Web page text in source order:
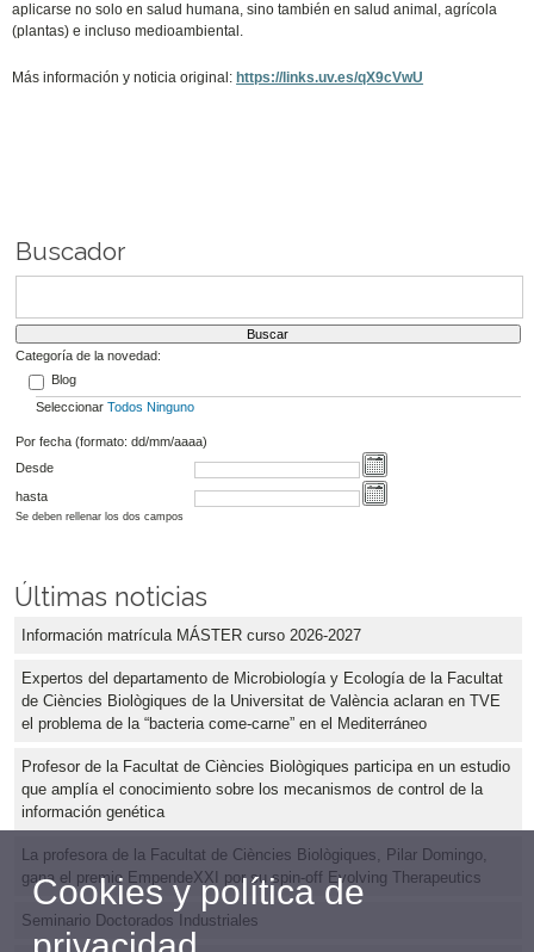
aplicarse no solo en salud humana, sino también en salud animal, agrícola
(plantas) e incluso medioambiental.
Más información y noticia original: https://links.uv.es/qX9cVwU
Buscador
Categoría de la novedad:
Blog
Seleccionar Todos Ninguno
Por fecha (formato: dd/mm/aaaa)
Desde
hasta
Se deben rellenar los dos campos
Últimas noticias
Información matrícula MÁSTER curso 2026-2027
Expertos del departamento de Microbiología y Ecología de la Facultat
de Ciències Biològiques de la Universitat de València aclaran en TVE
el problema de la “bacteria come-carne” en el Mediterráneo
Profesor de la Facultat de Ciències Biològiques participa en un estudio
que amplía el conocimiento sobre los mecanismos de control de la
información genética
La profesora de la Facultat de Ciències Biològiques, Pilar Domingo,
gana el premio EmpendeXXI por su spin-off Evolving Therapeutics
Seminario Doctorados Industriales
Cookies y política de